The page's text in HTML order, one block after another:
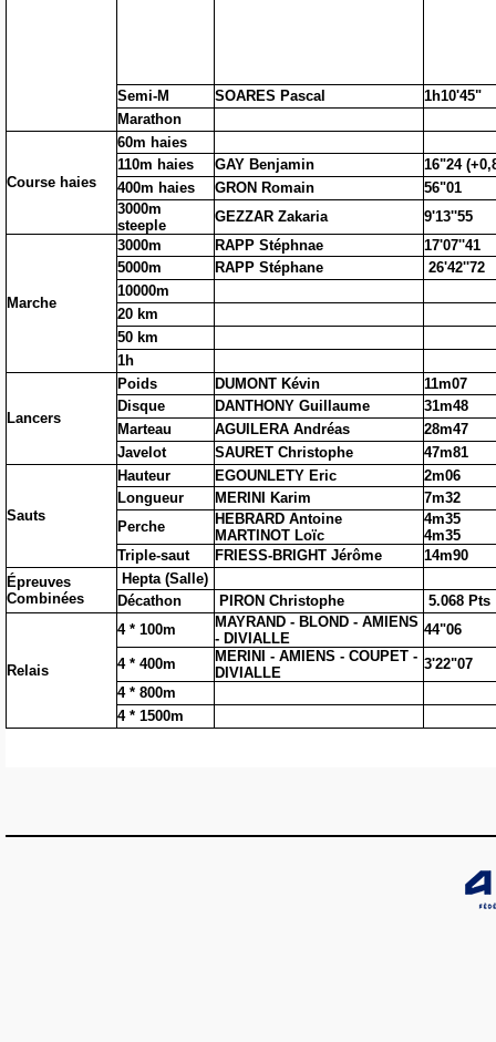
Semi-M SOARES Pascal
1h10'45"
Marathon
Course haies
60m haies
110m haies
GAY Benjamin
16"24
400m haies
GRON Romain
56"01
3000m
steeple
GEZZAR Zakaria 9'13''55
Marche
3000m RAPP Stéphnae
17'07''41
5000m
RAPP Stéphane
26'42''72
10000m
20 km
50 km
1h
Lancers
Poids DUMONT Kévin
11m07
Disque
DANTHONY Guillaume
31m48
Marteau
AGUILERA Andréas
28m47
Javelot
SAURET Christophe 47m81
Sauts
Hauteur EGOUNLETY Eric
2m06
Longueur
MERINI Karim
7m32
Perche
HEBRARD Antoine
MARTINOT Loïc
4m35
4m35
Triple-saut
FRIESS-BRIGHT Jérôme
14m90
Épreuves
Combinées
Hepta (Salle)
Décathon
PIRON Christophe 5.068 Pts
Relais
4 * 100m
MAYRAND - BLOND - AMIENS
- DIVIALLE
44"06
4 * 400m
MERINI - AMIENS - COUPET -
DIVIALLE
3'22"07
4 * 800m
4 * 1500m